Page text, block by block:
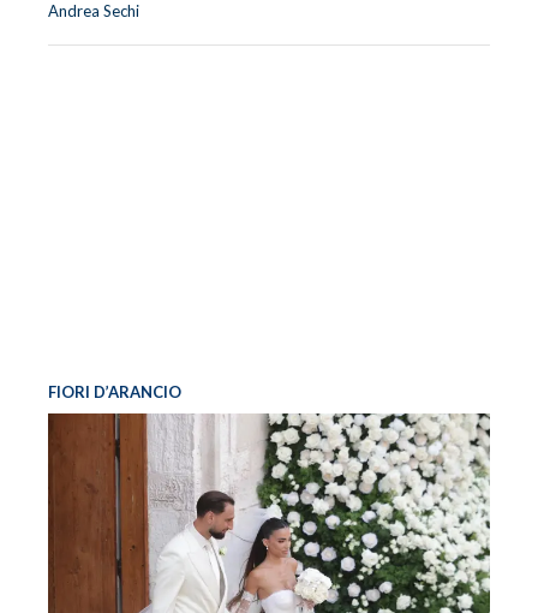
Andrea Sechi
FIORI D’ARANCIO